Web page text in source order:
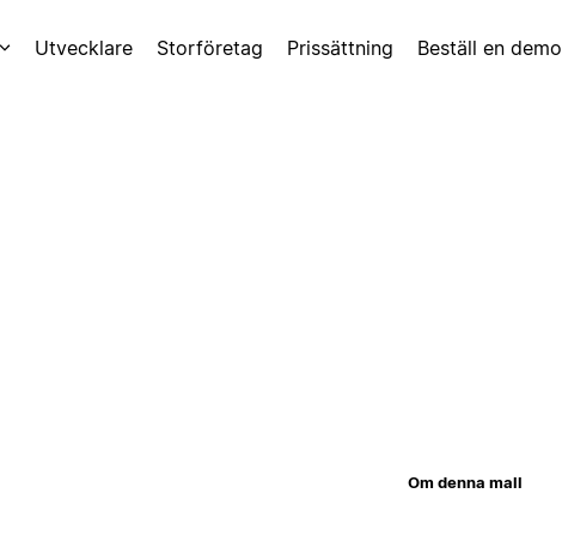
Utvecklare Storföretag Prissättning Beställ en demo
Om denna mall